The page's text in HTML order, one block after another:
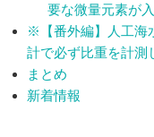
要な微量元素が
※【番外編】人工海
計で必ず比重を計測
まとめ
新着情報